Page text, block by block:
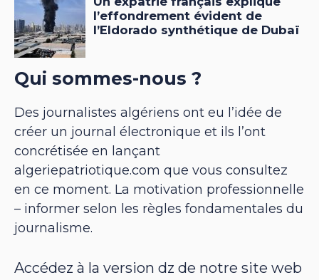
Qui sommes-nous ?
Des journalistes algériens ont eu l’idée de
créer un journal électronique et ils l’ont
concrétisée en lançant
algeriepatriotique.com que vous consultez
en ce moment. La motivation professionnelle
– informer selon les règles fondamentales du
journalisme.
Accédez à la version dz de notre site web